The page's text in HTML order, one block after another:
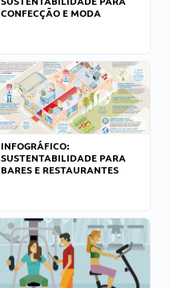
CONFECÇÃO E MODA
INFOGRÁFICO:
SUSTENTABILIDADE PARA
BARES E RESTAURANTES